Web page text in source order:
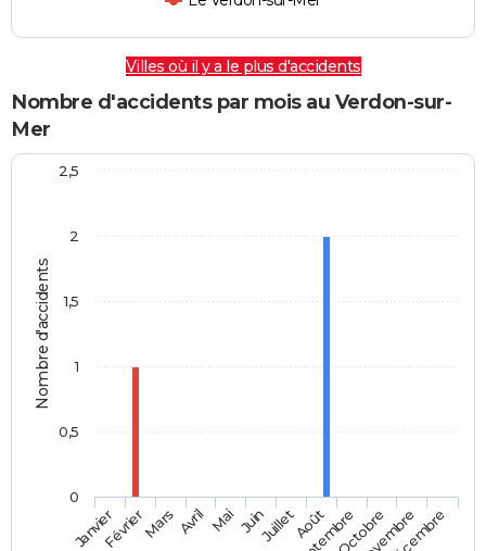
Villes où il y a le plus d'accidents
Nombre d'accidents par mois au Verdon-sur-
Mer
Nombre d'accidents
JanvierFévrierMars Avril Mai JuinJuilletAoûtOctobre
Novembre
Décembre
0
0,5
1
1,5
2
2,5